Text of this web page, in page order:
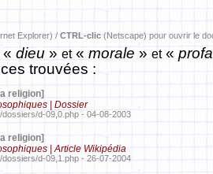
Explorer) / CTRL-clic (Netscape) pour ouvrir le
« dieu » et« morale » et«
trouvées :
religion]
| Dossier
d-09,0.php - 04-08-2003
religion]
| Article Wikipédia
d-09,1.php - 26-07-2004